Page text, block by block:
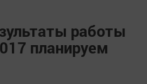
работы
планируем